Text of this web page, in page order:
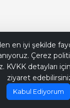
en iyi şekilde
Çerez
KVKK detayları için
ziyaret
Kabul Ediyorum